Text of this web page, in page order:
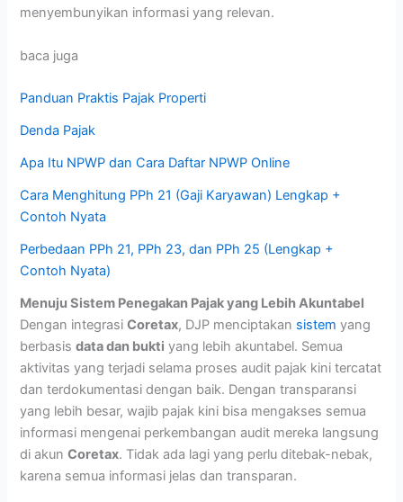
menyembunyikan informasi yang relevan.
baca juga
Panduan Praktis Pajak Properti
Denda Pajak
Apa Itu NPWP dan Cara Daftar NPWP Online
Cara Menghitung PPh 21 (Gaji Karyawan) Lengkap +
Contoh Nyata
Perbedaan PPh 21, PPh 23, dan PPh 25 (Lengkap +
Contoh Nyata)
Menuju Sistem Penegakan Pajak yang Lebih Akuntabel
Dengan integrasiCoretax, DJP menciptakan sistemyang
berbasisdata dan bukti yang lebih akuntabel. Semua
aktivitas yang terjadi selama proses audit pajak kini tercatat
dan terdokumentasi dengan baik. Dengan transparansi
yang lebih besar, wajib pajak kini bisa mengakses semua
informasi mengenai perkembangan audit mereka langsung
di akunCoretax. Tidak ada lagi yang perlu ditebak-nebak,
karena semua informasi jelas dan transparan.